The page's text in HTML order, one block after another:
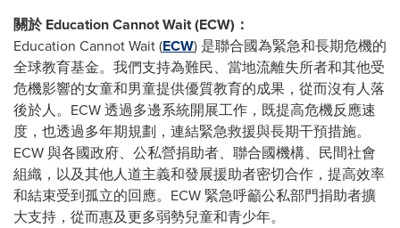
關於 Education Cannot Wait (ECW)：
Education Cannot Wait (ECW) 是聯合國為緊急和長期危機的
全球教育基金。我們支持為難民、當地流離失所者和其他受
危機影響的女童和男童提供優質教育的成果，從而沒有人落
後於人。ECW 透過多邊系統開展工作，既提高危機反應速
度，也透過多年期規劃，連結緊急救援與長期干預措施。
ECW 與各國政府、公私營捐助者、聯合國機構、民間社會
組織，以及其他人道主義和發展援助者密切合作，提高效率
和結束受到孤立的回應。ECW 緊急呼籲公私部門捐助者擴
大支持，從而惠及更多弱勢兒童和青少年。